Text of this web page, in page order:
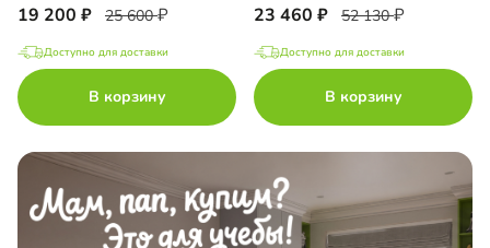
19 200 25 600
Доступно для доставки
В корзину
23 460 52 130
Доступно для доставки
В корзину